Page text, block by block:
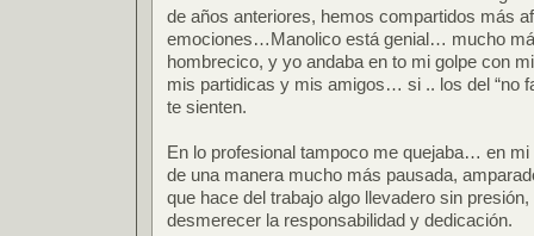
de años anteriores, hemos compartidos más
emociones…Manolico está genial… mucho
hombrecico, y yo andaba en to mi golpe con
mis partidicas y mis amigos… si .. los del “no
te sienten.
En lo profesional tampoco me quejaba… en mi
de una manera mucho más pausada,
que hace del trabajo algo llevadero sin
desmerecer la responsabilidad y dedicación.